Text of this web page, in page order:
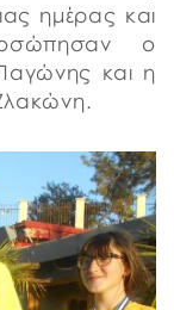
ημέρας και
ο
και η